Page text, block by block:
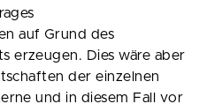
auf Grund des
erzeugen. Dies wäre aber
der einzelnen
und in diesem Fall vor